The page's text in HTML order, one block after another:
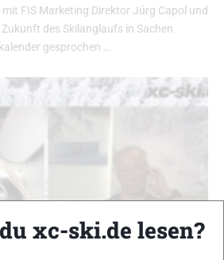
FIS Marketing Direktor Jürg Capol und
des Skilanglaufs in Sachen
gesprochen …
xc-ski.de lesen?